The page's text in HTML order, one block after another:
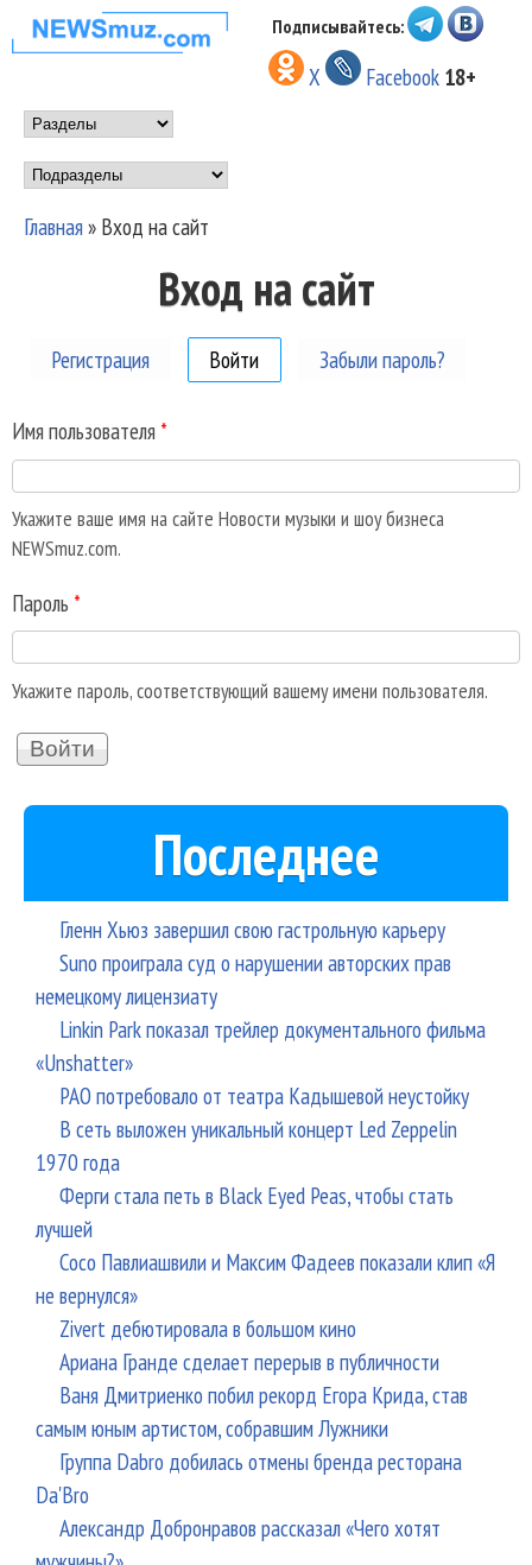
Перейти к основному
содержанию
НОВОСТИ
МУЗЫКИ И
ШОУ БИЗНЕСА
NEWSMUZ.COM
Подписывайтесь:
X Facebook 18+
Main menu
Подразделы
Вы здесь
Главная» Вход на сайт
Вход на сайт
Регистрация Войти (активная вкладка)
Забыли пароль?
Имя пользователя *
Укажите ваше имя на сайте Новости музыки и шоу бизнеса
NEWSmuz.com.
Пароль *
Укажите пароль, соответствующий вашему имени пользователя.
Последнее
Гленн Хьюз завершил свою гастрольную карьеру
Suno проиграла суд о нарушении авторских прав
немецкому лицензиату
Linkin Park показал трейлер документального фильма
«Unshatter»
РАО потребовало от театра Кадышевой неустойку
В сеть выложен уникальный концерт Led Zeppelin
1970 года
Ферги стала петь в Black Eyed Peas, чтобы стать
лучшей
Сосо Павлиашвили и Максим Фадеев показали клип «Я
не вернулся»
Zivert дебютировала в большом кино
Ариана Гранде сделает перерыв в публичности
Ваня Дмитриенко побил рекорд Егора Крида, став
самым юным артистом, собравшим Лужники
Группа Dabro добилась отмены бренда ресторана
Da'Bro
Александр Добронравов рассказал «Чего хотят